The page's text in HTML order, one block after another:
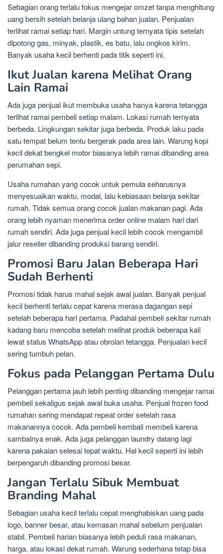
Sebagian orang terlalu fokus mengejar omzet tanpa menghitung
uang bersih setelah belanja ulang bahan jualan. Penjualan
terlihat ramai setiap hari. Margin untung ternyata tipis setelah
dipotong gas, minyak, plastik, es batu, lalu ongkos kirim.
Banyak usaha kecil berhenti pada titik seperti ini.
Ikut Jualan karena Melihat Orang
Lain Ramai
Ada juga penjual ikut membuka usaha hanya karena tetangga
terlihat ramai pembeli setiap malam. Lokasi rumah ternyata
berbeda. Lingkungan sekitar juga berbeda. Produk laku pada
satu tempat belum tentu bergerak pada area lain. Warung kopi
kecil dekat bengkel motor biasanya lebih ramai dibanding area
perumahan sepi.
Usaha rumahan yang cocok untuk pemula seharusnya
menyesuaikan waktu, modal, lalu kebiasaan belanja sekitar
rumah. Tidak semua orang cocok jualan makanan pagi. Ada
orang lebih nyaman menerima order online malam hari dari
rumah sendiri. Ada juga penjual kecil lebih cocok mengambil
jalur reseller dibanding produksi barang sendiri.
Promosi Baru Jalan Beberapa Hari
Sudah Berhenti
Promosi tidak harus mahal sejak awal jualan. Banyak penjual
kecil berhenti terlalu cepat karena merasa dagangan sepi
setelah beberapa hari pertama. Padahal pembeli sekitar rumah
kadang baru mencoba setelah melihat produk beberapa kali
lewat status WhatsApp atau obrolan tetangga. Penjualan kecil
sering tumbuh pelan.
Fokus pada Pelanggan Pertama Dulu
Pelanggan pertama jauh lebih penting dibanding mengejar ramai
pembeli sekaligus sejak awal buka usaha. Penjual frozen food
rumahan sering mendapat repeat order setelah rasa
makanannya cocok. Ada pembeli kembali membeli karena
sambalnya enak. Ada juga pelanggan laundry datang lagi
karena pakaian selesai tepat waktu. Hal kecil seperti ini lebih
berpengaruh dibanding promosi besar.
Jangan Terlalu Sibuk Membuat
Branding Mahal
Sebagian usaha kecil terlalu cepat menghabiskan uang pada
logo, banner besar, atau kemasan mahal sebelum penjualan
stabil. Pembeli harian biasanya lebih peduli rasa makanan,
harga, atau lokasi dekat rumah. Warung sederhana tetap bisa